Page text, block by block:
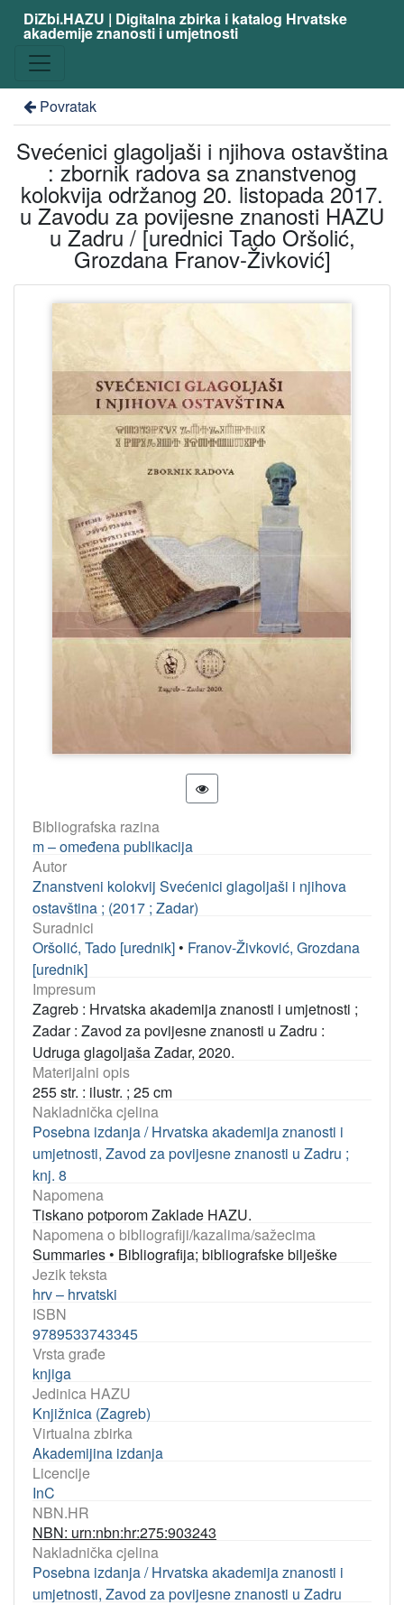
DiZbi.HAZU | Digitalna zbirka i katalog Hrvatske
akademije znanosti i umjetnosti
Povratak
Svećenici glagoljaši i njihova ostavština
: zbornik radova sa znanstvenog
kolokvija održanog 20. listopada 2017.
u Zavodu za povijesne znanosti HAZU
u Zadru / [urednici Tado Oršolić,
Grozdana Franov-Živković]
Bibliografska razina
m – omeđena publikacija
Autor
Znanstveni kolokvij Svećenici glagoljaši i njihova
ostavština ; (2017 ; Zadar)
Suradnici
Oršolić, Tado [urednik] • Franov-Živković, Grozdana
[urednik]
Impresum
Zagreb : Hrvatska akademija znanosti i umjetnosti ;
Zadar : Zavod za povijesne znanosti u Zadru :
Udruga glagoljaša Zadar, 2020.
Materijalni opis
255 str. : ilustr. ; 25 cm
Nakladnička cjelina
Posebna izdanja / Hrvatska akademija znanosti i
umjetnosti, Zavod za povijesne znanosti u Zadru ;
knj. 8
Napomena
Tiskano potporom Zaklade HAZU.
Napomena o bibliografiji/kazalima/sažecima
Summaries • Bibliografija; bibliografske bilješke
Jezik teksta
hrv – hrvatski
ISBN
9789533743345
Vrsta građe
knjiga
Jedinica HAZU
Knjižnica (Zagreb)
Virtualna zbirka
Akademijina izdanja
Licencije
InC
NBN.HR
NBN: urn:nbn:hr:275:903243
Nakladnička cjelina
Posebna izdanja / Hrvatska akademija znanosti i
umjetnosti, Zavod za povijesne znanosti u Zadru